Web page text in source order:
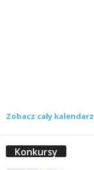
Zobacz cały kalendarz
Konkursy